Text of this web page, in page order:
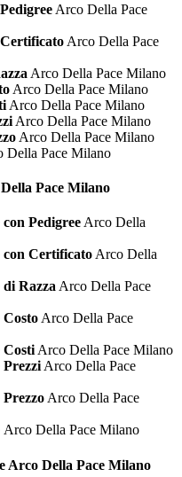
Arco Della Pace
Arco Della Pace
Arco Della Pace Milano
Arco Della Pace Milano
Arco Della Pace Milano
Arco Della Pace Milano
Arco Della Pace Milano
Della Pace Milano
Pace Milano
Pedigree Arco Della
con Certificato Arco Della
Razza Arco Della Pace
Arco Della Pace
Costi Arco Della Pace Milano
Prezzi Arco Della Pace
Arco Della Pace
Arco Della Pace Milano
Arco Della Pace Milano